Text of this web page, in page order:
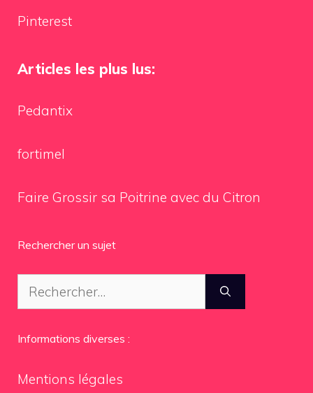
Pinterest
Articles les plus lus:
Pedantix
fortimel
Faire Grossir sa Poitrine avec du Citron
Rechercher un sujet
Rechercher :
Informations diverses :
Mentions légales